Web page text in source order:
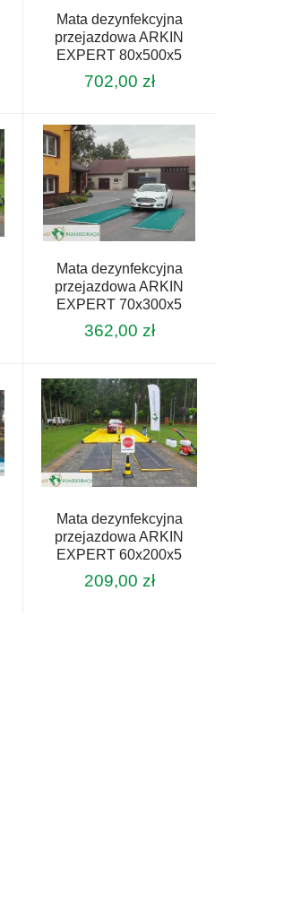
Mata dezynfekcyjna
przejazdowa ARKIN
EXPERT 80x500x5
702,00 zł
Mata dezynfekcyjna
przejazdowa ARKIN
EXPERT 70x300x5
362,00 zł
Mata dezynfekcyjna
przejazdowa ARKIN
EXPERT 60x200x5
209,00 zł